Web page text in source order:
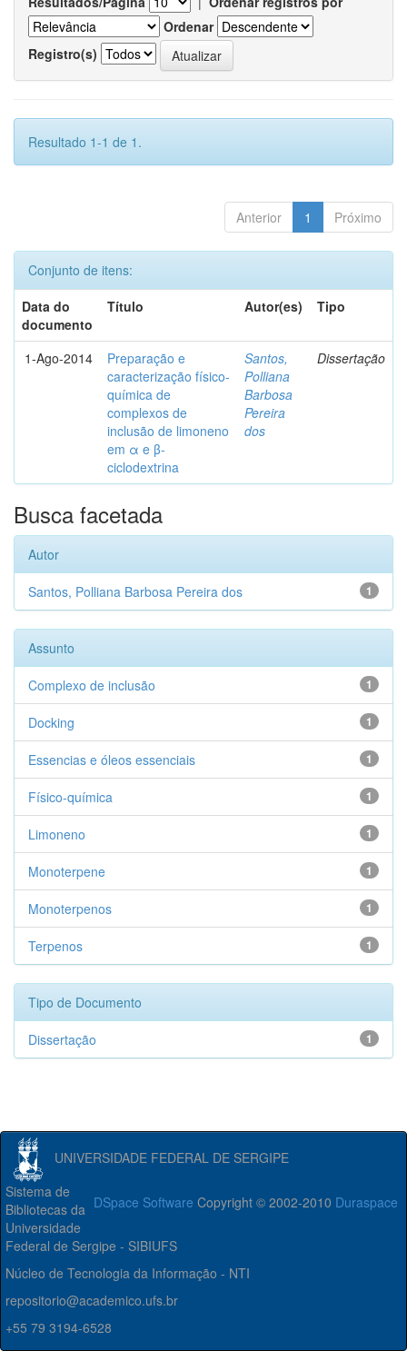
Ordenar
Registro(s)
Resultado 1-1 de 1.
Anterior 1 Próximo
Conjunto de itens:
Data do
documento
Título Autor(es) Tipo
1-Ago-2014
Preparação e
caracterização físico-
química de
complexos de
inclusão de limoneno
em α e β-
ciclodextrina
Santos,
Polliana
Barbosa
Pereira
dos
Dissertação
Busca facetada
Autor
1
Santos, Polliana Barbosa Pereira dos
Assunto
1
Complexo de inclusão
1
Docking
1
Essencias e óleos essenciais
1
Físico-química
1
Limoneno
1
Monoterpene
1
Monoterpenos
1
Terpenos
Tipo de Documento
1
Dissertação
UNIVERSIDADE FEDERAL DE SERGIPE
DSpace Software Copyright © 2002-2010 Duraspace
Sistema de
Bibliotecas da
Universidade
Federal de Sergipe - SIBIUFS
Núcleo de Tecnologia da Informação - NTI
repositorio@academico.ufs.br
+55 79 3194-6528